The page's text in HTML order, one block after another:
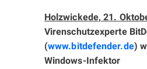
Holzwickede, 21.
Virenschutzexperte
(www.bitdefender.de)
Windows-Infektor